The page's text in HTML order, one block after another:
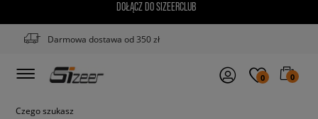
DOŁĄCZ DO SIZEERCLUB
Darmowa dostawa od 350 zł
0 0